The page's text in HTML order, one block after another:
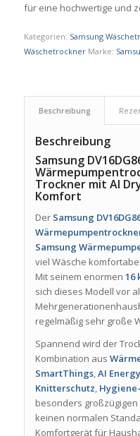
für eine hochwertige und
Kategorien: Samsung
Wäschetrockner Marke:
Beschreibung
Beschreibung
Samsung
Trockner mit AI
Komfort
Der Samsung
Samsung
viel Wäsche
Mit seinem enormen 16
sich dieses Modell vor
regelmäßig sehr große
Spannend wird der
Kombination aus
SmartThings,AI
Knitterschutz,
besonders
keinen normalen
Komfortgerät für